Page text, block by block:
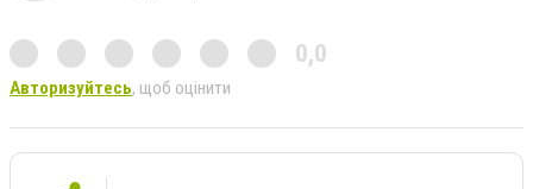
0,0
Авторизуйтесь, щоб оцінити